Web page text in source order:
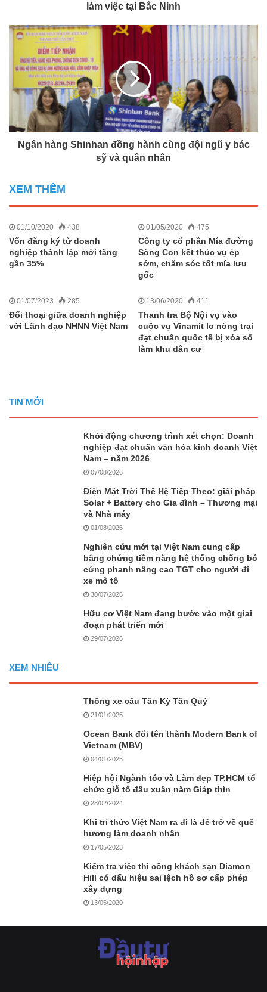
làm việc tại Bắc Ninh
Ngân hàng Shinhan đồng hành cùng đội ngũ y bác
sỹ và quân nhân
XEM THÊM
01/10/2020 438
Vốn đăng ký từ doanh
nghiệp thành lập mới tăng
gần 35%
01/05/2020 475
Công ty cổ phần Mía đường
Sông Con kết thúc vụ ép
sớm, chăm sóc tốt mía lưu
gốc
01/07/2023 285
Đối thoại giữa doanh nghiệp
với Lãnh đạo NHNN Việt Nam
13/06/2020 411
Thanh tra Bộ Nội vụ vào
cuộc vụ Vinamit lo nông trại
đạt chuẩn quốc tế bị xóa sổ
làm khu dân cư
TIN MỚI
Khởi động chương trình xét chọn: Doanh
nghiệp đạt chuẩn văn hóa kinh doanh Việt
Nam – năm 2026
07/08/2026
Điện Mặt Trời Thế Hệ Tiếp Theo: giải pháp
Solar + Battery cho Gia đình – Thương mại
và Nhà máy
01/08/2026
Nghiên cứu mới tại Việt Nam cung cấp
bằng chứng tiềm năng hệ thống chống bó
cứng phanh nâng cao TGT cho người đi
xe mô tô
30/07/2026
Hữu cơ Việt Nam đang bước vào một giai
đoạn phát triển mới
29/07/2026
XEM NHIỀU
Thông xe cầu Tân Kỳ Tân Quý
21/01/2025
Ocean Bank đổi tên thành Modern Bank of
Vietnam (MBV)
04/01/2025
Hiệp hội Ngành tóc và Làm đẹp TP.HCM tổ
chức giỗ tổ đầu xuân năm Giáp thìn
28/02/2024
Khi trí thức Việt Nam ra đi là để trở về quê
hương làm doanh nhân
17/05/2023
Kiểm tra việc thi công khách sạn Diamon
Hill có dấu hiệu sai lệch hồ sơ cấp phép
xây dựng
13/05/2020